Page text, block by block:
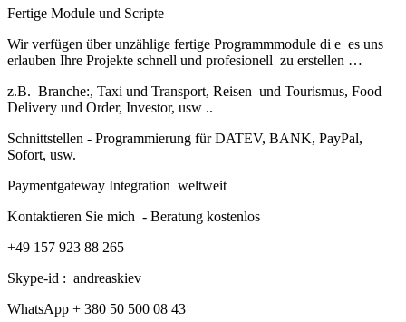
Fertige Module und Scripte
Wir verfügen über unzählige fertige Programmmodule di e es uns
erlauben Ihre Projekte schnell und profesionell zu erstellen …
z.B. Branche:, Taxi und Transport, Reisen und Tourismus, Food
Delivery und Order, Investor, usw ..
Schnittstellen - Programmierung für DATEV, BANK, PayPal,
Sofort, usw.
Paymentgateway Integration weltweit
Kontaktieren Sie mich - Beratung kostenlos
+49 157 923 88 265
Skype-id : andreaskiev
WhatsApp + 380 50 500 08 43